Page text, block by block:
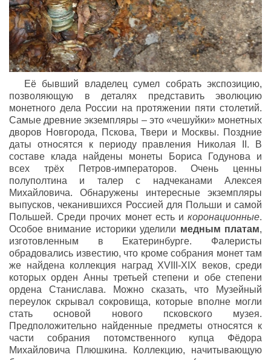
Её бывший владелец сумел собрать экспозицию,
позволяющую в деталях представить эволюцию
монетного дела России на протяжении пяти столетий.
Самые древние экземпляры – это «чешуйки» монетных
дворов Новгорода, Пскова, Твери и Москвы. Поздние
даты относятся к периоду правления Николая II. В
составе клада найдены монеты Бориса Годунова и
всех трёх Петров-императоров. Очень ценны
полуполтина и талер с надчеканами Алексея
Михайловича. Обнаружены интересные экземпляры
выпусков, чеканившихся Россией для Польши и самой
Польшей. Среди прочих монет есть и коронационные.
Особое внимание историки уделили медным платам,
изготовленным в Екатеринбурге. Фалеристы
обрадовались известию, что кроме собрания монет там
же найдена коллекция наград XVIII-XIX веков, среди
которых орден Анны третьей степени и обе степени
ордена Станислава. Можно сказать, что Музейный
переулок скрывал сокровища, которые вполне могли
стать основой нового псковского музея.
Предположительно найденные предметы относятся к
части собрания потомственного купца Фёдора
Михайловича Плюшкина. Коллекцию, начитывающую